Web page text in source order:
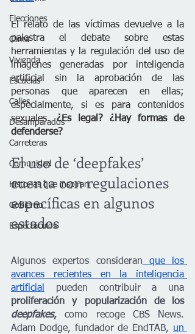
Elecciones
Clima
Vivienda
Escuelas
Calles
Desamparados
Carreteras
Comunidad
Historias que inspiran
Gobierno
Espectáculos
El relato de las víctimas devuelve a la
palestra el debate sobre estas
herramientas y la regulación del uso de
imágenes generadas por inteligencia
artificial sin la aprobación de las
personas que aparecen en ellas;
especialmente, si es para contenidos
sexuales. ¿Es legal? ¿Hay formas de
defenderse?
El uso de ‘deepfakes’
cuenta con regulaciones
específicas en algunos
estados
Algunos expertos consideran que los
avances recientes en la inteligencia
artificial
proliferación y popularización de los
deepfakes, como recoge CBS News.
Adam Dodge, fundador de EndTAB, un